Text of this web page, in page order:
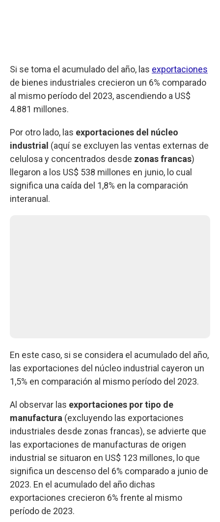
Si se toma el acumulado del año, las exportaciones
de bienes industriales crecieron un 6% comparado
al mismo período del 2023, ascendiendo a US$
4.881 millones.
Por otro lado, las exportaciones del núcleo
industrial (aquí se excluyen las ventas externas de
celulosa y concentrados desde zonas francas)
llegaron a los US$ 538 millones en junio, lo cual
significa una caída del 1,8% en la comparación
interanual.
En este caso, si se considera el acumulado del año,
las exportaciones del núcleo industrial cayeron un
1,5% en comparación al mismo período del 2023.
Al observar las exportaciones por tipo de
manufactura (excluyendo las exportaciones
industriales desde zonas francas), se advierte que
las exportaciones de manufacturas de origen
industrial se situaron en US$ 123 millones, lo que
significa un descenso del 6% comparado a junio de
2023. En el acumulado del año dichas
exportaciones crecieron 6% frente al mismo
período de 2023.